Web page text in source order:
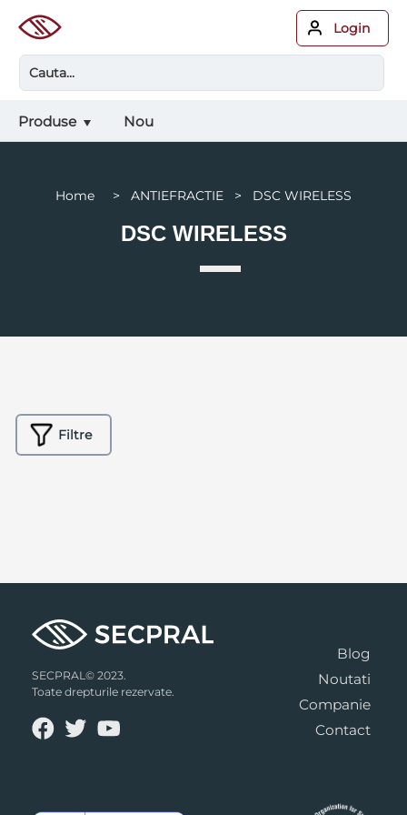
Login
Produse Nou
Home > ANTIEFRACTIE > DSC WIRELESS
DSC WIRELESS
Filtre
SECPRAL© 2023.
Toate drepturile rezervate.
Blog
Noutati
Companie
Contact